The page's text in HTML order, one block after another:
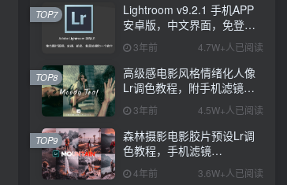
Lightroom v9.2.1 手机APP
安卓版，中文界面，免登录
直接激活破解版！
3年前 4.7W+人已阅读
TOP7
高级感电影风格情绪化人像
Lr调色教程，附手机滤镜
PS+Lightroom预设下载！
3年前 4.5W+人已阅读
TOP8
森林摄影电影胶片预设Lr调
色教程，手机滤镜
Lightroom+Ps预设下载！
4年前 3.6W+人已阅读
TOP9